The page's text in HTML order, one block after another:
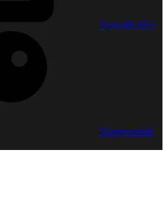
Vytvořit účet
Zapomenuté